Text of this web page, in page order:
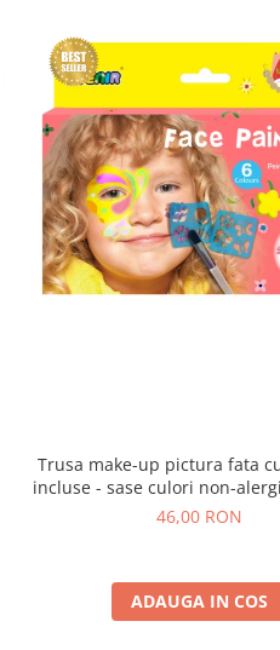
Trusa make-up pictura fata
incluse - sase culori non-
fluturi
46,00 RON
ADAUGA IN COS